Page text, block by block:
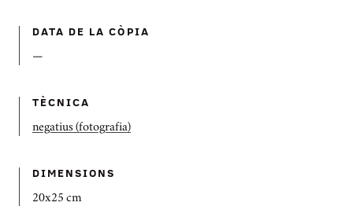
DATA DE LA CÒPIA
—
TÈCNICA
negatius (fotografia)
DIMENSIONS
20x25 cm